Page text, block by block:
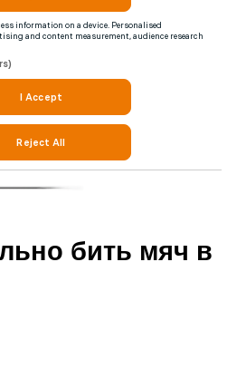
бить мяч в